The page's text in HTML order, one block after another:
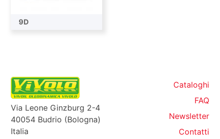
9D
Via Leone Ginzburg 2-4
40054 Budrio (Bologna)
Italia
Cataloghi
FAQ
Newsletter
Contatti